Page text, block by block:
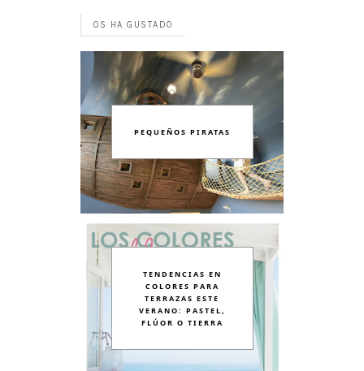
OS HA GUSTADO
PEQUEÑOS PIRATAS
TENDENCIAS EN
COLORES PARA
TERRAZAS ESTE
VERANO: PASTEL,
FLÚOR O TIERRA